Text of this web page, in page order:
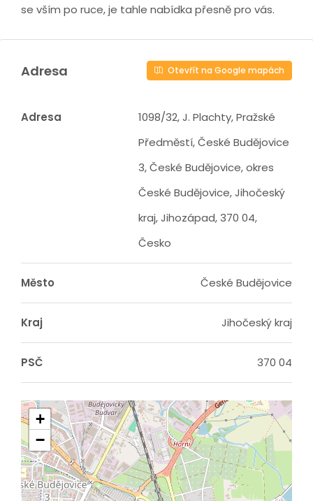
se vším po ruce, je tahle nabídka přesně pro vás.
Adresa Otevřít na Google mapách
Adresa
1098/32, J. Plachty, Pražské
Předměstí, České Budějovice
3, České Budějovice, okres
České Budějovice, Jihočeský
kraj, Jihozápad, 370 04,
Česko
Město České Budějovice
Kraj Jihočeský kraj
PSČ 370 04
+
−